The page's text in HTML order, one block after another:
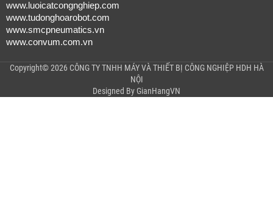
www.luoicatcongnghiep.com
www.tudonghoarobot.com
www.smcpneumatics.vn
www.convum.com.vn
Copyright© 2026 CÔNG TY TNHH MÁY VÀ THIẾT BỊ CÔNG NGHIỆP HDH HÀ
NỘI
Designed By GianHangVN